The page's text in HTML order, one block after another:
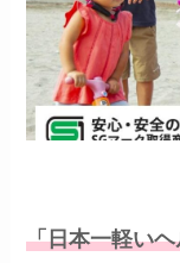
「日本一軽い